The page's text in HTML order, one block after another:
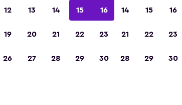
12 13 14 15 16
19 20 21 22 23
26 27 28 29 30
14 15 16
21 22 23
28 29 30